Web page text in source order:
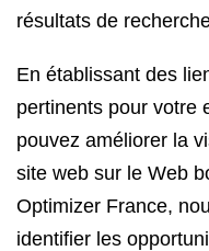
résultats de
En établissant des
pertinents pour votre
pouvez améliorer la
site web sur le Web
Optimizer France,
identifier les